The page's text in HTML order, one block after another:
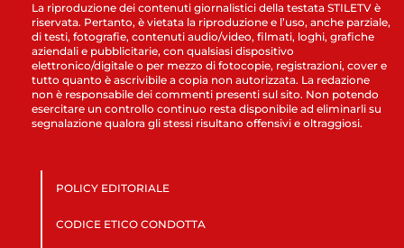
La riproduzione dei contenuti giornalistici della testata STILETV è
riservata. Pertanto, è vietata la riproduzione e l’uso, anche parziale,
di testi, fotografie, contenuti audio/video, filmati, loghi, grafiche
aziendali e pubblicitarie, con qualsiasi dispositivo
elettronico/digitale o per mezzo di fotocopie, registrazioni, cover e
tutto quanto è ascrivibile a copia non autorizzata. La redazione
non è responsabile dei commenti presenti sul sito. Non potendo
esercitare un controllo continuo resta disponibile ad eliminarli su
segnalazione qualora gli stessi risultano offensivi e oltraggiosi.
POLICY EDITORIALE
CODICE ETICO CONDOTTA